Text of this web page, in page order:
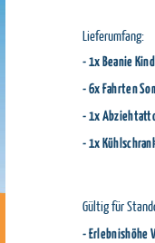
Lieferumfang:
- 1x Beanie
- 6x Fahrten
- 1x
- 1x
Gültig für
- Erlebnishöhe